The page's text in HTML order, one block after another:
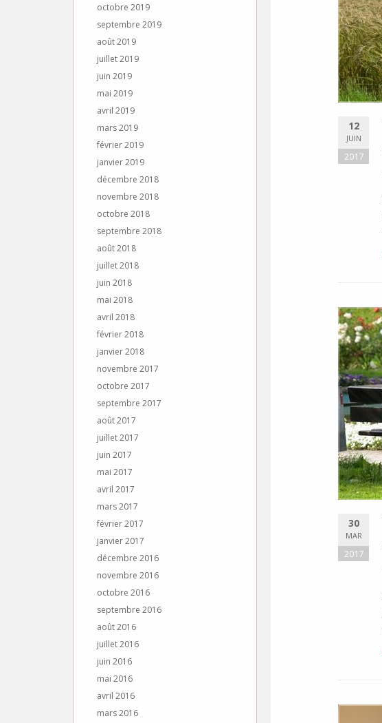
12
JUIN
2017
30
MAR
2017
octobre 2019
septembre 2019
août 2019
juillet 2019
juin 2019
mai 2019
avril 2019
mars 2019
février 2019
janvier 2019
décembre 2018
novembre 2018
octobre 2018
septembre 2018
août 2018
juillet 2018
juin 2018
mai 2018
avril 2018
février 2018
janvier 2018
novembre 2017
octobre 2017
septembre 2017
août 2017
juillet 2017
juin 2017
mai 2017
avril 2017
mars 2017
février 2017
janvier 2017
décembre 2016
novembre 2016
octobre 2016
septembre 2016
août 2016
juillet 2016
juin 2016
mai 2016
avril 2016
mars 2016